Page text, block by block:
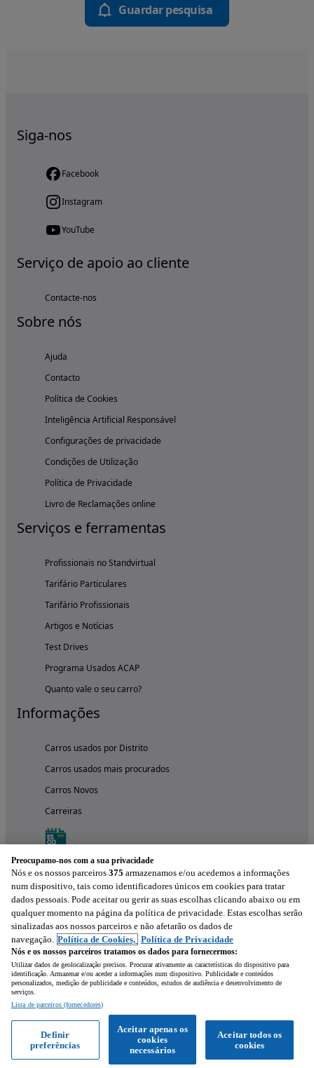
Guardar pesquisa
Siga-nos
Facebook
Instagram
YouTube
Serviço de apoio ao cliente
Contacte-nos
Sobre nós
Ajuda
Contacto
Política de Cookies
Inteligência Artificial Responsável
Configurações de privacidade
Condições de Utilização
Política de Privacidade
Livro de Reclamações online
Serviços e ferramentas
Profissionais no Standvirtual
Tarifário Particulares
Tarifário Profissionais
Artigos e Notícias
Test Drives
Programa Usados ACAP
Quanto vale o seu carro?
Informações
Carros usados por Distrito
Carros usados mais procurados
Carros Novos
Carreiras
Experimenta a aplicação
Preocupamo-nos com a sua privacidade
Nós e os nossos parceiros 375 armazenamos e/ou acedemos a informações
num dispositivo, tais como identificadores únicos em cookies para tratar
dados pessoais. Pode aceitar ou gerir as suas escolhas clicando abaixo ou em
qualquer momento na página da política de privacidade. Estas escolhas serão
sinalizadas aos nossos parceiros e não afetarão os dados de
navegação. Política de Cookies, Política de Privacidade
Nós e os nossos parceiros tratamos os dados para fornecermos:
Utilizar dados de geolocalização precisos. Procurar ativamente as características do dispositivo para
identificação. Armazenar e/ou aceder a informações num dispositivo. Publicidade e conteúdos
personalizados, medição de publicidade e conteúdos, estudos de audiência e desenvolvimento de
serviços.
Lista de parceiros (fornecedores)
Aceitar todos os
cookies
Aceitar apenas os
cookies
necessários
Definir
preferências